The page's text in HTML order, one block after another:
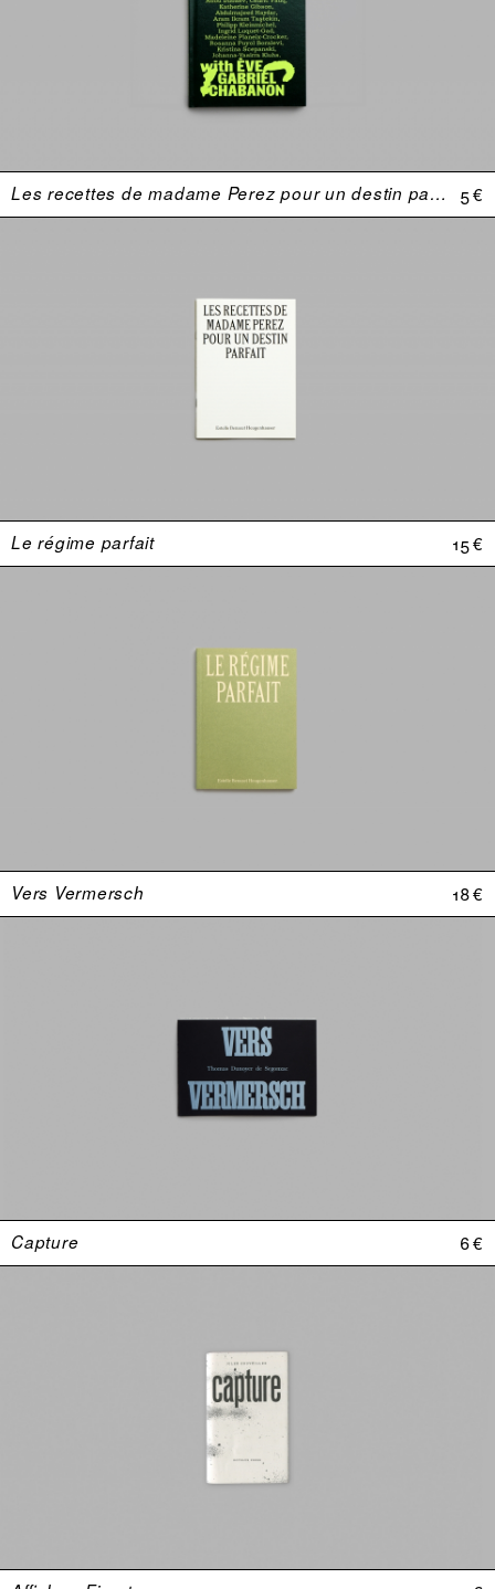
Les recettes de madame Perez pour un destin parfait 5 €
Le régime parfait 15 €
Vers Vermersch 18 €
Capture 6 €